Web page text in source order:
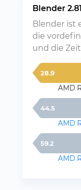
Blender
Blender ist
die
und die
28.9
AMD
44.5
AMD
59.2
AMD